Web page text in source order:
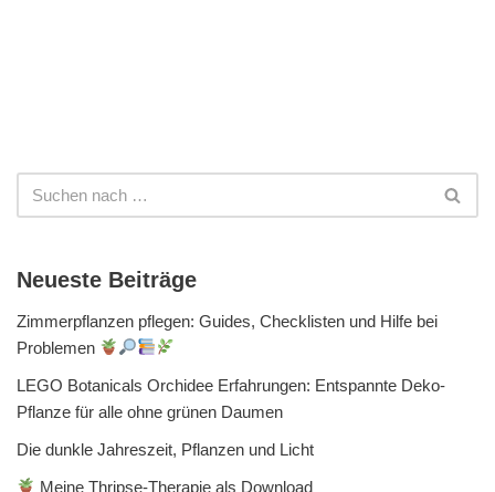
Neueste Beiträge
Zimmerpflanzen pflegen: Guides, Checklisten und Hilfe bei
Problemen
LEGO Botanicals Orchidee Erfahrungen: Entspannte Deko-
Pflanze für alle ohne grünen Daumen
Die dunkle Jahreszeit, Pflanzen und Licht
Meine Thripse-Therapie als Download